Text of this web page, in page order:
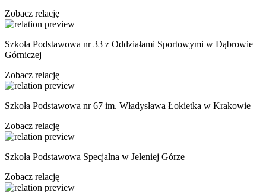
Zobacz relację
Szkoła Podstawowa nr 33 z Oddziałami Sportowymi w Dąbrowie
Górniczej
Zobacz relację
Szkoła Podstawowa nr 67 im. Władysława Łokietka w Krakowie
Zobacz relację
Szkoła Podstawowa Specjalna w Jeleniej Górze
Zobacz relację